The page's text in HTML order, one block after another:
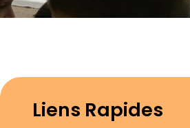
Liens Rapides